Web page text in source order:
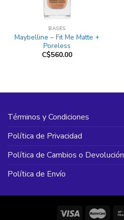
BASES
Maybelline – Fit Me Matte +
Poreless
C$560.00
Términos y Condiciones
Política de Privacidad
Política de Cambios o Devolución
Política de Envío